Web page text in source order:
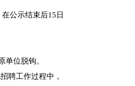
公示结束后15日
位脱钩。
聘工作过程中，